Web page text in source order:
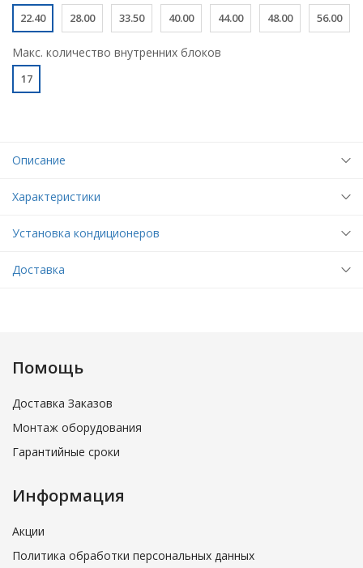
22.40 28.00 33.50 40.00 44.00 48.00 56.00
Макс. количество внутренних блоков
17
Описание
Характеристики
Установка кондиционеров
Доставка
Помощь
Доставка Заказов
Монтаж оборудования
Гарантийные сроки
Информация
Акции
Политика обработки персональных данных